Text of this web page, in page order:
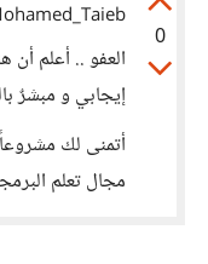
0
العفو .. أعلم
إيجابي و مبشرٌ
أتمنى لك
مجال تعلم